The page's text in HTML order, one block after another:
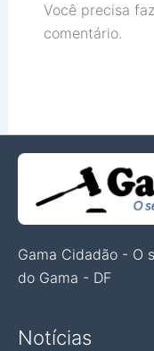
Você precisa
comentário.
Gama Cidadão - O
do Gama - DF
Notícias